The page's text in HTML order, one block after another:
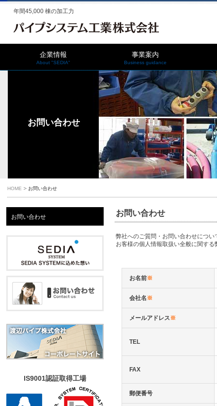
年間45,000 棟の加工力
企業情報
About "SEDIA"
事業案内
Business guidance
お問い合わせ
HOME お問い合わせ
お問い合わせ
弊社へのご質問・お問い合わせにつ
お客様の個人情報取扱い全般に関す
お名前※
会社名※
メールアドレス※
TEL
FAX
郵便番号
お問い合わせ
IS9001認証取得工場